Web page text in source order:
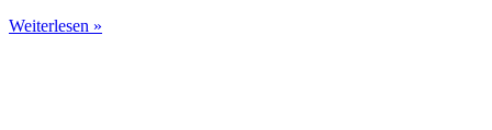
Weiterlesen »